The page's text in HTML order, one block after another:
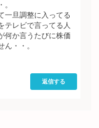
。
一旦調整に入ってる
テレビで言ってる人
何か言うたびに株価
ん・・。
返信する